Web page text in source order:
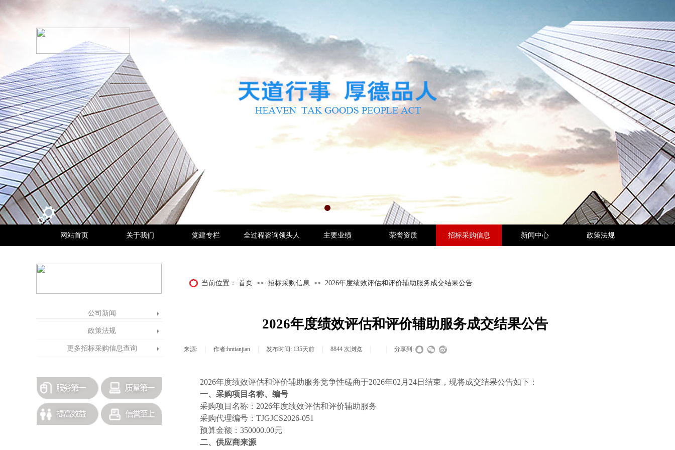
网站首页 关于我们 党建专栏 全过程咨询领头人 主要业绩 荣誉资质 招标采购信息 新闻中心 政策法规
当前位置： 首页 >> 招标采购信息 >> 2026年度绩效评估和评价辅助服务成交结果公告
公司新闻
政策法规
更多招标采购信息查询
2026年度绩效评估和评价辅助服务成交结果公告
来源: 作者:hntianjian 发布时间: 135天前 8844 次浏览 分享到:
2026年度绩效评估和评价辅助服务竞争性磋商于2026年02 月 24日结束，现将成交结果公告如下：
一、采购项目名称、编号
采购项目名称： 2026年度绩效评估和评价辅助服务
采购代理编号： TJGJCS2026-051
预算金额： 350000.00元
二、供应商来源